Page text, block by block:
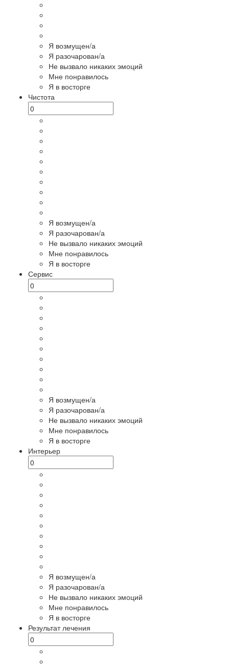
Я возмущен/а
Я разочарован/а
Не вызвало никаких эмоций
Мне понравилось
Я в восторге
Чистота
Я возмущен/а
Я разочарован/а
Не вызвало никаких эмоций
Мне понравилось
Я в восторге
Сервис
Я возмущен/а
Я разочарован/а
Не вызвало никаких эмоций
Мне понравилось
Я в восторге
Интерьер
Я возмущен/а
Я разочарован/а
Не вызвало никаких эмоций
Мне понравилось
Я в восторге
Результат лечения